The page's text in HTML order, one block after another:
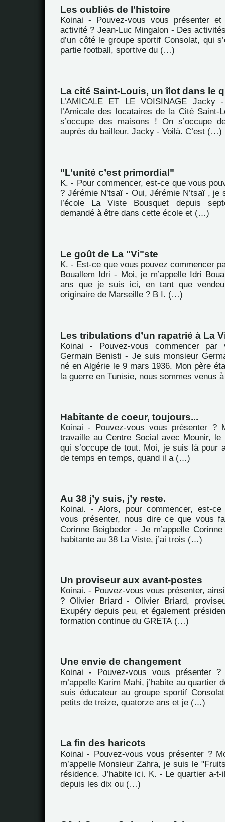
Les oubliés de l’histoire
Koinai - Pouvez-vous vous présenter
activité ? Jean-Luc Mingalon - Des
d’un côté le groupe sportif Consolat, qui
partie football, sportive du (…)
La cité Saint-Louis, un îlot dans le
L’AMICALE ET LE VOISINAGE Jacky
l’Amicale des locataires de la Cité Saint-
s’occupe des maisons ! On s’occupe
auprès du bailleur. Jacky - Voilà. C’est (…)
"L’unité c’est primordial"
K. - Pour commencer, est-ce que vous
? Jérémie N’tsaï - Oui, Jérémie N’tsaï , je
l’école La Viste Bousquet depuis
demandé à être dans cette école et (…)
Le goût de La "Vi"ste
K. - Est-ce que vous pouvez commencer
Bouallem Idri - Moi, je m’appelle Idri
ans que je suis ici, en tant que
originaire de Marseille ? B I. (…)
Les tribulations d’un rapatrié à La
Koinai - Pouvez-vous commencer par
Germain Benisti - Je suis monsieur
né en Algérie le 9 mars 1936. Mon père
la guerre en Tunisie, nous sommes venus
Habitante de coeur, toujours...
Koinai - Pouvez-vous vous présenter ?
travaille au Centre Social avec Mounir, le
qui s’occupe de tout. Moi, je suis là pour
de temps en temps, quand il a (…)
Au 38 j’y suis, j’y reste.
Koinai. - Alors, pour commencer, est-
vous présenter, nous dire ce que vous
Corinne Beigbeder - Je m’appelle
habitante au 38 La Viste, j’ai trois (…)
Un proviseur aux avant-postes
Koinai. - Pouvez-vous vous présenter,
? Olivier Briard - Olivier Briard,
Exupéry depuis peu, et également
formation continue du GRETA (…)
Une envie de changement
Koinai - Pouvez-vous vous présenter
m’appelle Karim Mahi, j’habite au quartier
suis éducateur au groupe sportif
petits de treize, quatorze ans et je (…)
La fin des haricots
Koinai - Pouvez-vous vous présenter ?
m’appelle Monsieur Zahra, je suis le
résidence. J’habite ici. K. - Le quartier a-t-
depuis les dix ou (…)